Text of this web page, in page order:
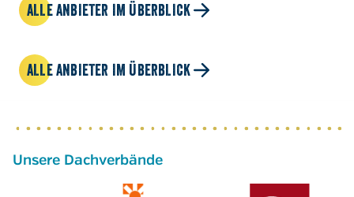
ALLE ANBIETER IM ÜBERBLICK
ALLE ANBIETER IM ÜBERBLICK